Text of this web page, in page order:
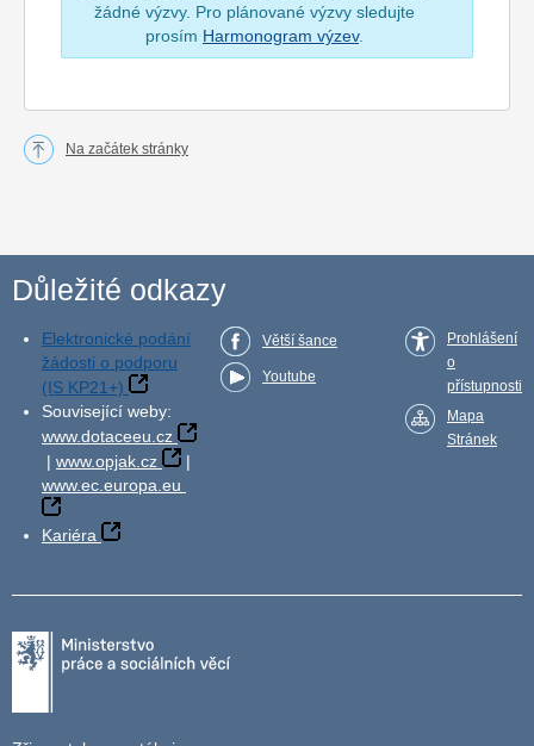
žádné výzvy. Pro plánované výzvy sledujte
prosím Harmonogram výzev.
Na začátek stránky
Důležité odkazy
Elektronické podání
žádosti o podporu
(IS KP21+)
Související weby:
www.dotaceeu.cz
| www.opjak.cz
|
www.ec.europa.eu
Kariéra
Větší šance
Youtube
Prohlášení
o
přístupnosti
Mapa
Stránek